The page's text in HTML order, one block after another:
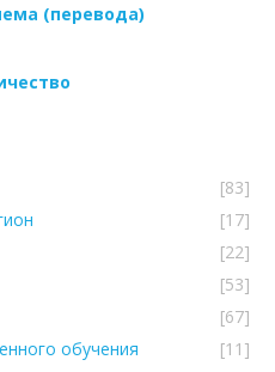
(перевода)
[83]
[17]
[22]
[53]
[67]
обучения
[11]